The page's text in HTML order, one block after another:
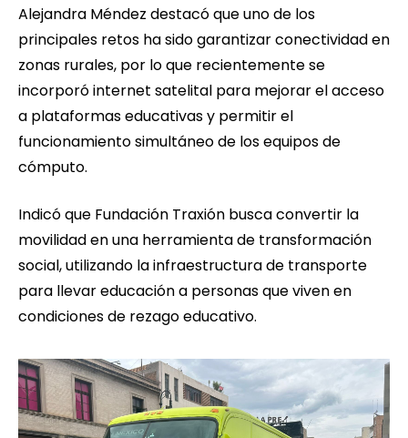
Alejandra Méndez destacó que uno de los
principales retos ha sido garantizar conectividad en
zonas rurales, por lo que recientemente se
incorporó internet satelital para mejorar el acceso
a plataformas educativas y permitir el
funcionamiento simultáneo de los equipos de
cómputo.
Indicó que Fundación Traxión busca convertir la
movilidad en una herramienta de transformación
social, utilizando la infraestructura de transporte
para llevar educación a personas que viven en
condiciones de rezago educativo.